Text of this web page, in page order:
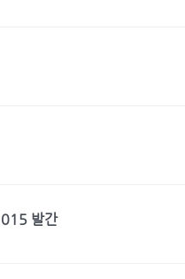
발간